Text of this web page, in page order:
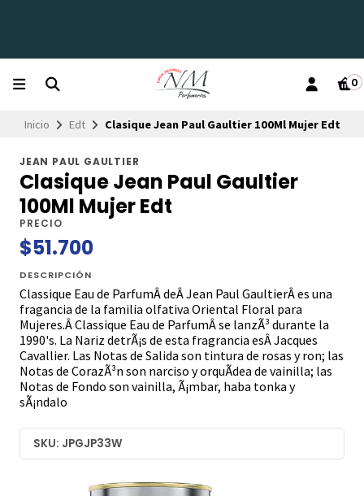
0
Inicio Edt Clasique Jean Paul Gaultier 100Ml Mujer Edt
JEAN PAUL GAULTIER
Clasique Jean Paul Gaultier
100Ml Mujer Edt
PRECIO
$51.700
DESCRIPCIÓN
Classique Eau de ParfumÂ deÂ Jean Paul GaultierÂ es una
fragancia de la familia olfativa Oriental Floral para
Mujeres.Â Classique Eau de ParfumÂ se lanzÃ³ durante la
1990's. La Nariz detrÃ¡s de esta fragrancia esÂ Jacques
Cavallier. Las Notas de Salida son tintura de rosas y ron; las
Notas de CorazÃ³n son narciso y orquÃ­dea de vainilla; las
Notas de Fondo son vainilla, Ã¡mbar, haba tonka y
sÃ¡ndalo
SKU: JPGJP33W